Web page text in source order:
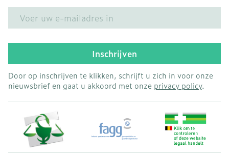
Inschrijven
Door op inschrijven te klikken, schrijft u zich in voor onze
nieuwsbrief en gaat u akkoord met onze privacy policy.